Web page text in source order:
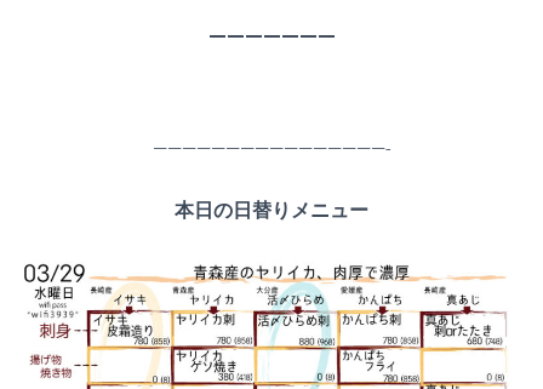
———————
————————————————-
本日の日替りメニュー